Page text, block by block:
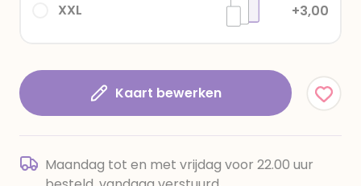
XXL +3,00
Kaart bewerken
Maandag tot en met vrijdag voor 22.00 uur